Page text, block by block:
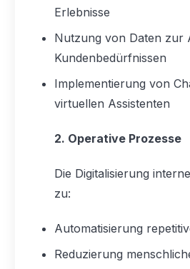
Erlebnisse
Nutzung von Daten zur
Kundenbedürfnissen
Implementierung von
virtuellen Assistenten
2. Operative Prozesse
Die Digitalisierung
zu:
Automatisierung
Reduzierung